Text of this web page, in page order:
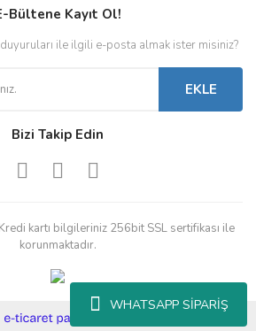
WHATSAPP SİPARİŞ
Bültene Kayıt Ol!
duyuruları ile ilgili e-posta almak ister misiniz?
EKLE
Bizi Takip Edin
kartı bilgileriniz 256bit SSL sertifikası ile
korunmaktadır.
ideasoft